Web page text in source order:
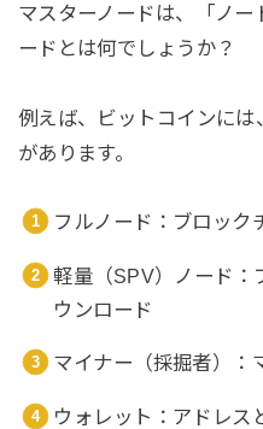
マスターノードは、「ノー
ードとは何でしょうか？
例えば、ビットコインに
があります。
フルノード：ブロック
軽量（SPV）ノード：
ウンロード
マイナー（採掘者）：
ウォレット：アドレス